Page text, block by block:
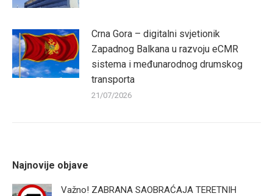
Crna Gora – digitalni svjetionik
Zapadnog Balkana u razvoju eCMR
sistema i međunarodnog drumskog
transporta
21/07/2026
Najnovije objave
Važno! ZABRANA SAOBRAĆAJA TERETNIH